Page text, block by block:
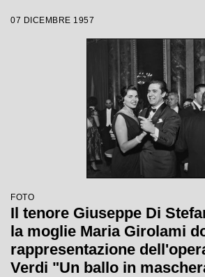
la regia di Margherita
quale è stata inaugurata la
lirica 1957-1958 del Teatro
07 DICEMBRE 1957
FOTO
Il tenore Giuseppe Di
la moglie Maria Girolami
rappresentazione
Verdi "Un ballo in